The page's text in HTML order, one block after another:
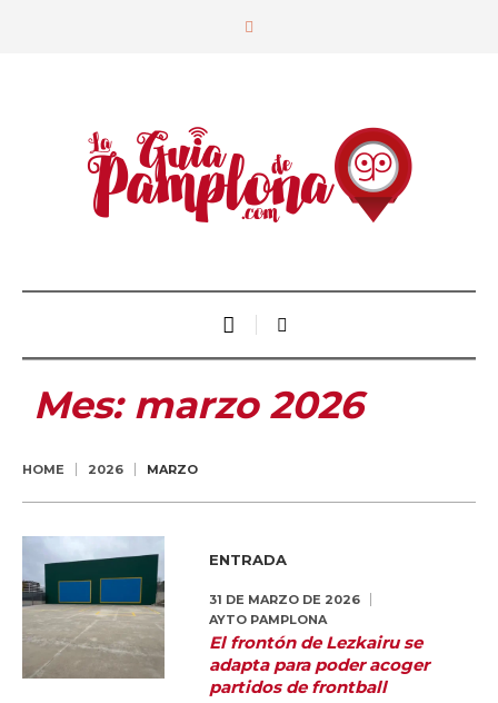
Mes: marzo 2026
HOME 2026 MARZO
ENTRADA
31 DE MARZO DE 2026
AYTO PAMPLONA
El frontón de Lezkairu se
adapta para poder acoger
partidos de frontball